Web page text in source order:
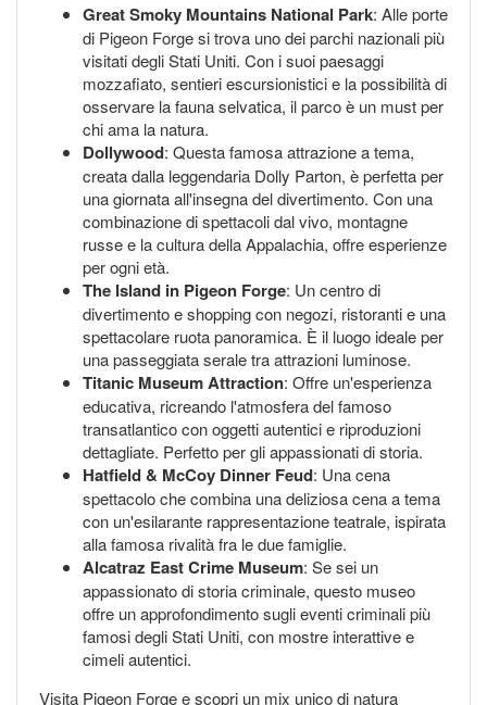
Great Smoky Mountains National Park: Alle porte
di Pigeon Forge si trova uno dei parchi nazionali più
visitati degli Stati Uniti. Con i suoi paesaggi
mozzafiato, sentieri escursionistici e la possibilità di
osservare la fauna selvatica, il parco è un must per
chi ama la natura.
Dollywood: Questa famosa attrazione a tema,
creata dalla leggendaria Dolly Parton, è perfetta per
una giornata all'insegna del divertimento. Con una
combinazione di spettacoli dal vivo, montagne
russe e la cultura della Appalachia, offre esperienze
per ogni età.
The Island in Pigeon Forge: Un centro di
divertimento e shopping con negozi, ristoranti e una
spettacolare ruota panoramica. È il luogo ideale per
una passeggiata serale tra attrazioni luminose.
Titanic Museum Attraction: Offre un'esperienza
educativa, ricreando l'atmosfera del famoso
transatlantico con oggetti autentici e riproduzioni
dettagliate. Perfetto per gli appassionati di storia.
Hatfield & McCoy Dinner Feud: Una cena
spettacolo che combina una deliziosa cena a tema
con un'esilarante rappresentazione teatrale, ispirata
alla famosa rivalità fra le due famiglie.
Alcatraz East Crime Museum: Se sei un
appassionato di storia criminale, questo museo
offre un approfondimento sugli eventi criminali più
famosi degli Stati Uniti, con mostre interattive e
cimeli autentici.
Visita Pigeon Forge e scopri un mix unico di natura